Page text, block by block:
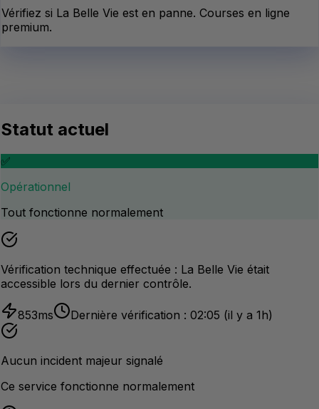
Vérifiez si La Belle Vie est en panne. Courses en ligne
premium.
Statut actuel
✅
Opérationnel
Tout fonctionne normalement
Vérification technique effectuée : La Belle Vie était
accessible lors du dernier contrôle.
853ms Dernière vérification : 02:05 (il y a 1h)
Aucun incident majeur signalé
Ce service fonctionne normalement